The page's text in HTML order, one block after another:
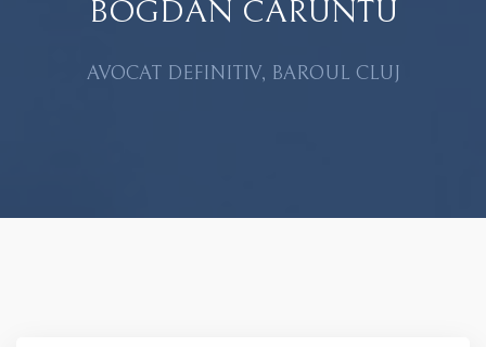
BOGDAN CĂRUNTU
AVOCAT DEFINITIV, BAROUL CLUJ